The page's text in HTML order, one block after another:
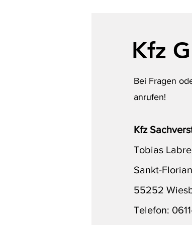
Kfz
Bei Fragen
anrufen!
Kfz
Tobias
Sankt-
55252
Telefon: